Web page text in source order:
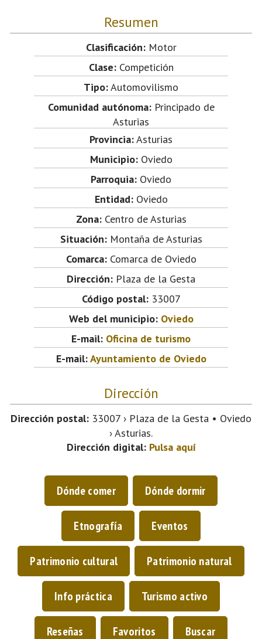
Resumen
Clasificación:Motor
Clase:Competición
Tipo:Automovilismo
Comunidad autónoma:Principado de
Asturias
Provincia:Asturias
Municipio:Oviedo
Parroquia: Oviedo
Entidad:Oviedo
Zona:Centro de Asturias
Situación:Montaña de Asturias
Comarca:Comarca de Oviedo
Dirección: Plaza de la Gesta
Código postal:33007
Web del municipio: Oviedo
E-mail: Oficina de turismo
E-mail:Ayuntamiento de Oviedo
Dirección
Dirección postal: 33007 › Plaza de la Gesta • Oviedo
› Asturias.
Dirección digital: Pulsa aquí
Dónde comer Dónde dormir
Etnografía Eventos
Patrimonio cultural Patrimonio natural
Info práctica Turismo activo
Reseñas Favoritos Buscar